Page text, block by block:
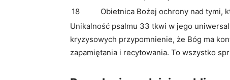
18
Obietnica Bożej ochrony nad tymi,
Unikalność psalmu 33 tkwi w jego
kryzysowych przypomnienie, że Bóg ma
zapamiętania i recytowania. To wszystko